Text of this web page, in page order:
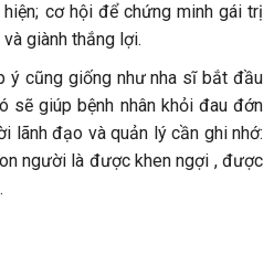
cơ hội để chứng minh gái trị
giành thắng lợi.
ý cũng giống như nha sĩ bắt đầu
sẽ giúp bệnh nhân khỏi đau đớn
lãnh đạo và quản lý cần ghi nhớ:
người là được khen ngợi , được